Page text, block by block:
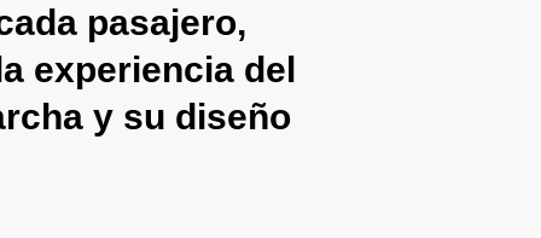
pasajero,
experiencia del
y su diseño